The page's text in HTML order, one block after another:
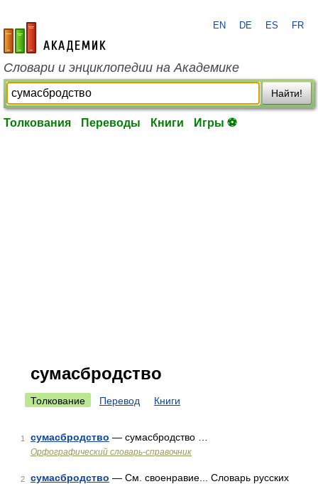
academic.ru
EN DE ES FR
Словари и энциклопедии на Академике
Найти!
Толкования Переводы Книги Игры ⚽
сумасбродство
Толкование Перевод Книги
1 сумасбродство — сумасбродство …
Орфографический словарь-справочник
2 сумасбродство — См. своенравие... Словарь русских